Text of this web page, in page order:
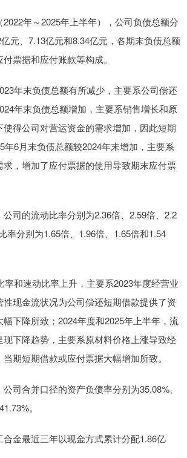
年～2025年上半年），公司负债总额分
元、7.13亿元和8.34亿元，各期末负债总额
票据和应付账款等构成。
年末负债总额有所减少，主要系公司偿还
年末负债总额增加，主要系销售增长和原
得公司对营运资金的需求增加，因此短期
年6月末负债总额较2024年末增加，主要系
求，增加了应付票据的使用导致期末应付票
司的流动比率分别为2.36倍、2.59倍、2.2
率分别为1.65倍、1.96倍、1.65倍和1.54
和速动比率上升，主要系2023年度经营业
现金流状况为公司偿还短期借款提供了资
下降所致；2024年度和2025年上半年，流
下降趋势，主要系原材料价格上涨导致经
期短期借款或应付票据大幅增加所致。
合并口径的资产负债率分别为35.08%、
。
金最近三年以现金方式累计分配1.86亿